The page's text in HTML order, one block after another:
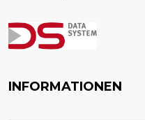
INFORMATIONEN